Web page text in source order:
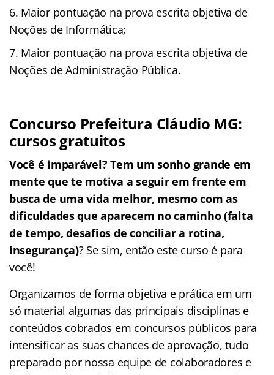
Maior pontuação na prova escrita objetiva de
Noções de Informática;
Maior pontuação na prova escrita objetiva de
Noções de Administração Pública.
Concurso Prefeitura Cláudio MG:
cursos gratuitos
Você é imparável? Tem um sonho grande em
mente que te motiva a seguir em frente em
busca de uma vida melhor, mesmo com as
dificuldades que aparecem no caminho (falta
de tempo, desafios de conciliar a rotina,
insegurança)? Se sim, então este curso é para
você!
Organizamos de forma objetiva e prática em um
só material algumas das principais disciplinas e
conteúdos cobrados em concursos públicos para
intensificar as suas chances de aprovação, tudo
preparado por nossa equipe de colaboradores e